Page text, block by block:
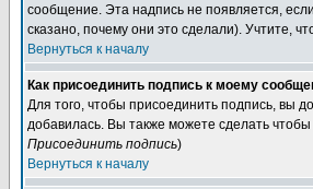
сообщение. Эта надпись не появляется,
сказано, почему они это сделали). Учтите,
Вернуться к началу
Как присоединить подпись к моему
Для того, чтобы присоединить подпись, вы
добавилась. Вы также можете сделать
Присоединить подпись)
Вернуться к началу